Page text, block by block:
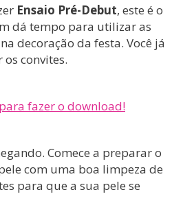
Ensaio Pré-Debut, este é o
dá tempo para utilizar as
decoração da festa. Você já
convites.
fazer o download!
Comece a preparar o
com uma boa limpeza de
para que a sua pele se